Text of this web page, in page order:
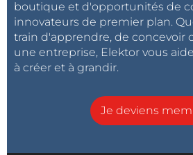
boutique et d'opportunités de
innovateurs de premier plan.
train d'apprendre, de concevoir
une entreprise, Elektor vous
à créer et à grandir.
Je deviens